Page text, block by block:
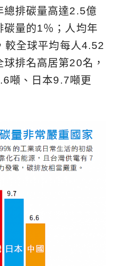
總排碳量高達2.5億
碳量的1％；人均年
較全球平均每人4.52
排名高居第20名，
噸、日本9.7噸更